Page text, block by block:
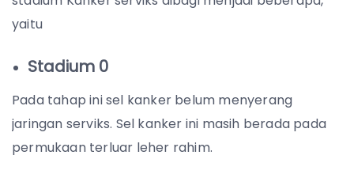
yaitu
Stadium 0
Pada tahap ini sel kanker belum menyerang
jaringan serviks. Sel kanker ini masih berada pada
permukaan terluar leher rahim.